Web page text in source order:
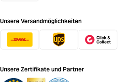
Unsere Versandmöglichkeiten
Unsere Zertifikate und Partner